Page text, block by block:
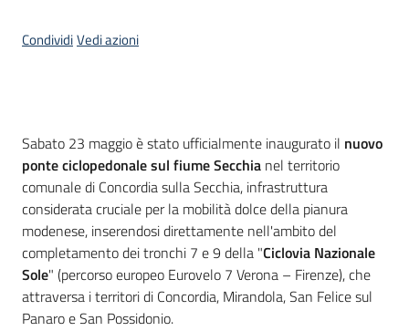
educazione
Seguici
su
CondividiVedi azioni
Introduzione
Sabato 23 maggio è stato ufficialmente inaugurato il nuovo
ponte ciclopedonale sul fiume Secchia nel territorio
comunale di Concordia sulla Secchia, infrastruttura
considerata cruciale per la mobilità dolce della pianura
modenese, inserendosi direttamente nell'ambito del
completamento dei tronchi 7 e 9 della "Ciclovia Nazionale
Sole" (percorso europeo Eurovelo 7 Verona – Firenze), che
attraversa i territori di Concordia, Mirandola, San Felice sul
Panaro e San Possidonio.